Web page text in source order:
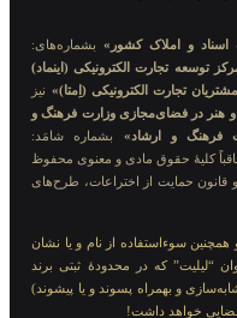
اسناد و املاک کشور»بشماره‌های:
توسعه تجارت الکترونیکی (اینماد)
تجارت الکترونیکی (اِمتا)» نیز
هنر در فضای‌مجازی وزارت فرهنگ و
فرهنگ و ارشاد» بشماره شامَد:
است؛ متعاقباً کلیهٔ حقوق مادی و معنوی محفوظ
قانون حمایت از اختراعات، طرح‌های
همچنین سوءاستفاده از نام و یا نشان
“لیلیت” که در محدودهٔ ثبتی برند
و بهمراه پسوند و یا پیشوند)
قضایی خواهد داشت!